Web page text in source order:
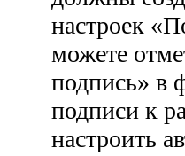
настроек
можете
подпись» в
подписи к
настроить